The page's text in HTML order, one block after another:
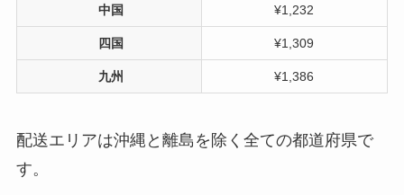
中国 ¥1,232
四国 ¥1,309
九州 ¥1,386
配送エリアは沖縄と離島を除く全ての都道府県で
す。